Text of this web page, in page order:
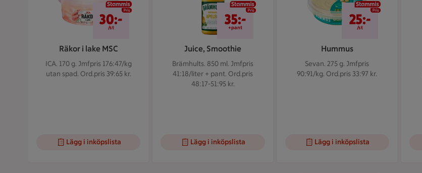
Räkor i lake MSC
ICA. 170 g. Jmfpris 176:47/kg
utan spad. Ord.pris 39:65 kr.
30 kr/st
30:-
/st
Lägg i inköpslista
Juice, Smoothie
Brämhults. 850 ml.Jmfpris
41:18/liter + pant. Ord.pris
48:17-51:95 kr.
35 kr/+pant
35:-
+pant
Lägg i inköpslista
Hummus
Sevan. 275 g.Jmfpris
90:91/kg. Ord.pris 33:97 kr.
25 kr/st
25:-
/st
Lägg i inköpslista